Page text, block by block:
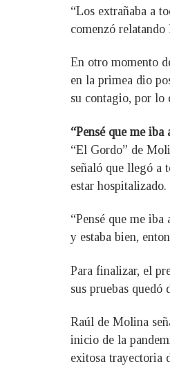
“Los extrañaba a
comenzó
En otro momento
en la primea dio
su contagio, por lo
“Pensé que me iba
“El Gordo” de
señaló que llegó a
estar hospitalizado.
“Pensé que me
y estaba bien,
Para finalizar, el
sus pruebas
Raúl de Molina
inicio de la
exitosa trayectoria